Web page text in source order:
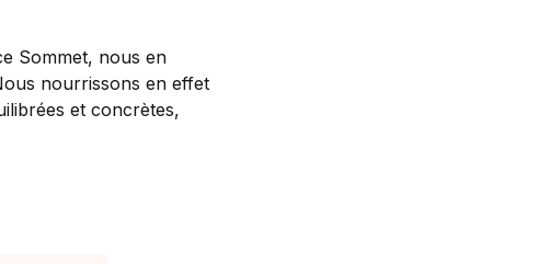
Sommet, nous en
nourrissons en effet
et concrètes,